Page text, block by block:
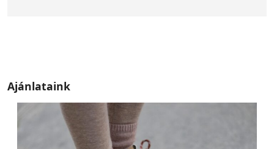
Ajánlataink